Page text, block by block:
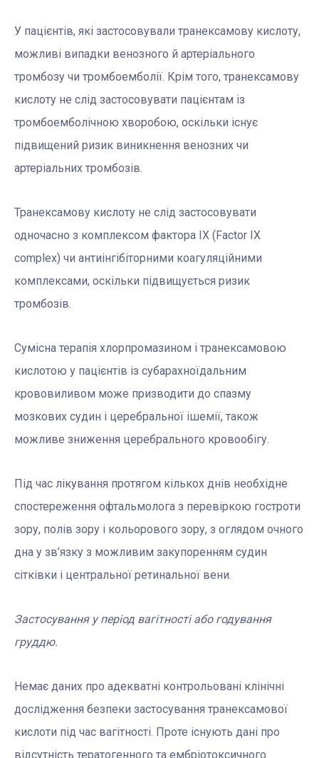
У пацієнтів, які застосовували транексамову кислоту,
можливі випадки венозного й артеріального
тромбозу чи тромбоемболії. Крім того, транексамову
кислоту не слід застосовувати пацієнтам із
тромбоемболічною хворобою, оскільки існує
підвищений ризик виникнення венозних чи
артеріальних тромбозів.
Транексамову кислоту не слід застосовувати
одночасно з комплексом фактора IX (Factor IX
complex) чи антиінгібіторними коагуляційними
комплексами, оскільки підвищується ризик
тромбозів.
Сумісна терапія хлорпромазином і транексамовою
кислотою у пацієнтів із субарахноїдальним
крововиливом може призводити до спазму
мозкових судин і церебральної ішемії, також
можливе зниження церебрального кровообігу.
Під час лікування протягом кількох днів необхідне
спостереження офтальмолога з перевіркою гостроти
зору, полів зору і кольорового зору, з оглядом очного
дна у зв’язку з можливим закупоренням судин
сітківки і центральної ретинальної вени.
Застосування у період вагітності або годування
груддю.
Немає даних про адекватні контрольовані клінічні
дослідження безпеки застосування транексамової
кислоти під час вагітності. Проте існують дані про
відсутність тератогенного та ембріотоксичного